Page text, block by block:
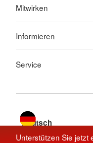
Unterstützen Sie jetzt
Mitwirken
Informieren
Service
Sprache wechseln zu